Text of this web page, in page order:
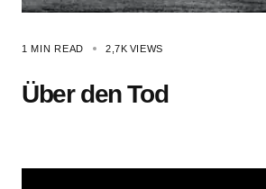
1 MIN READ 2,7K VIEWS
Über den Tod